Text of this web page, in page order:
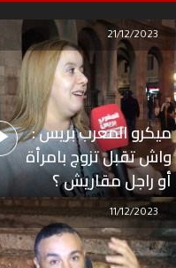
ميكرو المغرب بريس :
واش تقبل تزوج بامرأة
أو راجل مقاريش ؟
21/12/2023
11/12/2023